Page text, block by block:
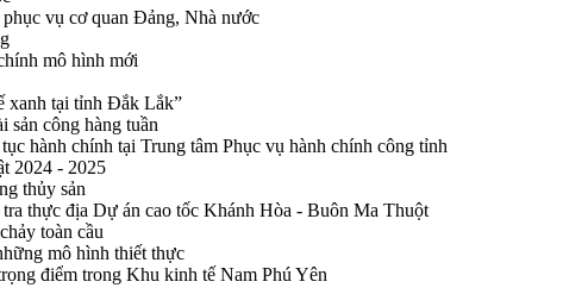
vụ cơ quan Đảng, Nhà nước
mô hình mới
xanh tại tỉnh Đắk Lắk”
sản công hàng tuần
hành chính tại Trung tâm Phục vụ hành chính công tỉnh
2024 - 2025
thủy sản
thực địa Dự án cao tốc Khánh Hòa - Buôn Ma Thuột
toàn cầu
mô hình thiết thực
điểm trong Khu kinh tế Nam Phú Yên